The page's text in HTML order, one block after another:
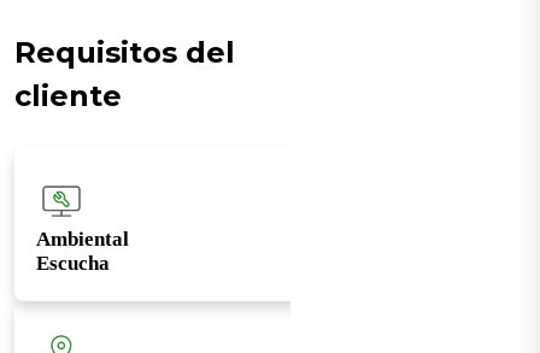
Requisitos del
cliente
Ambiental
Escucha